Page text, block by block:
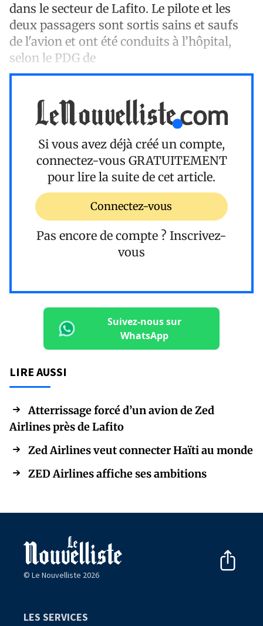
dans le secteur de Lafito. Le pilote et les
deux passagers sont sortis sains et saufs
de l'avion et ont été conduits à l’hôpital,
selon le PDG de
Si vous avez déjà créé un compte,
connectez-vous GRATUITEMENT
pour lire la suite de cet article.
Connectez-vous
Pas encore de compte ? Inscrivez-
vous
Suivez-nous sur
WhatsApp
LIRE AUSSI
Atterrissage forcé d’un avion de Zed
Airlines près de Lafito
Zed Airlines veut connecter Haïti au monde
ZED Airlines affiche ses ambitions
© Le Nouvelliste 2026
LES SERVICES